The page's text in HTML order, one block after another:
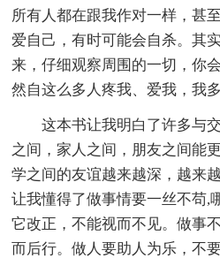
所有人都在跟我作对一样，甚
爱自己，有时可能会自杀。其
来，仔细观察周围的一切，你
然自这么多人疼我、爱我，我
这本书让我明白了许多与
之间，家人之间，朋友之间能
学之间的友谊越来越深，越来
让我懂得了做事情要一丝不苟,
它改正，不能视而不见。做事
而后行。做人要助人为乐，不